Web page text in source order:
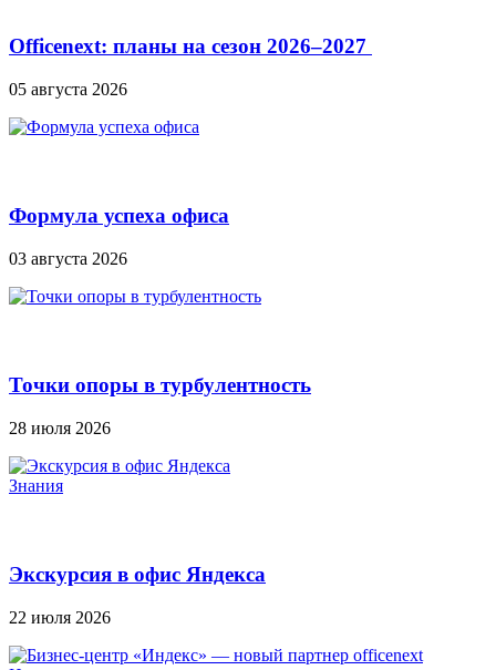
Officenext: планы на сезон 2026–2027
05 августа 2026
Формула успеха офиса
03 августа 2026
Точки опоры в турбулентность
28 июля 2026
Знания
Экскурсия в офис Яндекса
22 июля 2026